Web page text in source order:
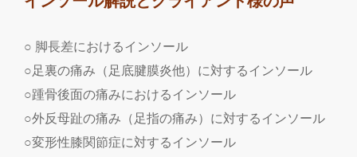
○ 脚長差におけるインソール
○足裏の痛み（足底腱膜炎他）に対するインソール
○踵骨後面の痛みにおけるインソール
○外反母趾の痛み（足指の痛み）に対するインソール
○変形性膝関節症に対するインソール